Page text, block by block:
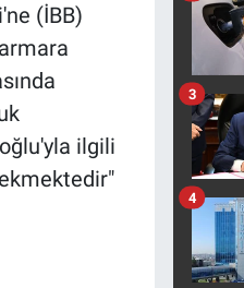
(İBB)
ilgili
3
4